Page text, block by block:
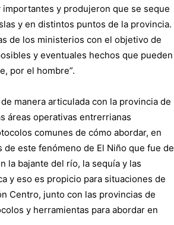
y produjeron que se seque
y en distintos puntos de la provincia.
de los ministerios con el objetivo de
y eventuales hechos que pueden
por el hombre”.
manera articulada con la provincia de
áreas operativas entrerrianas
comunes de cómo abordar, en
este fenómeno de El Niño que fue de
la bajante del río, la sequía y las
y eso es propicio para situaciones de
Centro, junto con las provincias de
y herramientas para abordar en